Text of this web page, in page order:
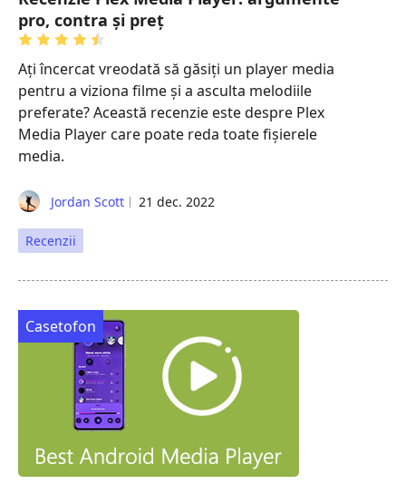
pro, contra și preț
Ați încercat vreodată să găsiți un player media
pentru a viziona filme și a asculta melodiile
preferate? Această recenzie este despre Plex
Media Player care poate reda toate fișierele
media.
Jordan Scott 21 dec. 2022
Recenzii
Casetofon